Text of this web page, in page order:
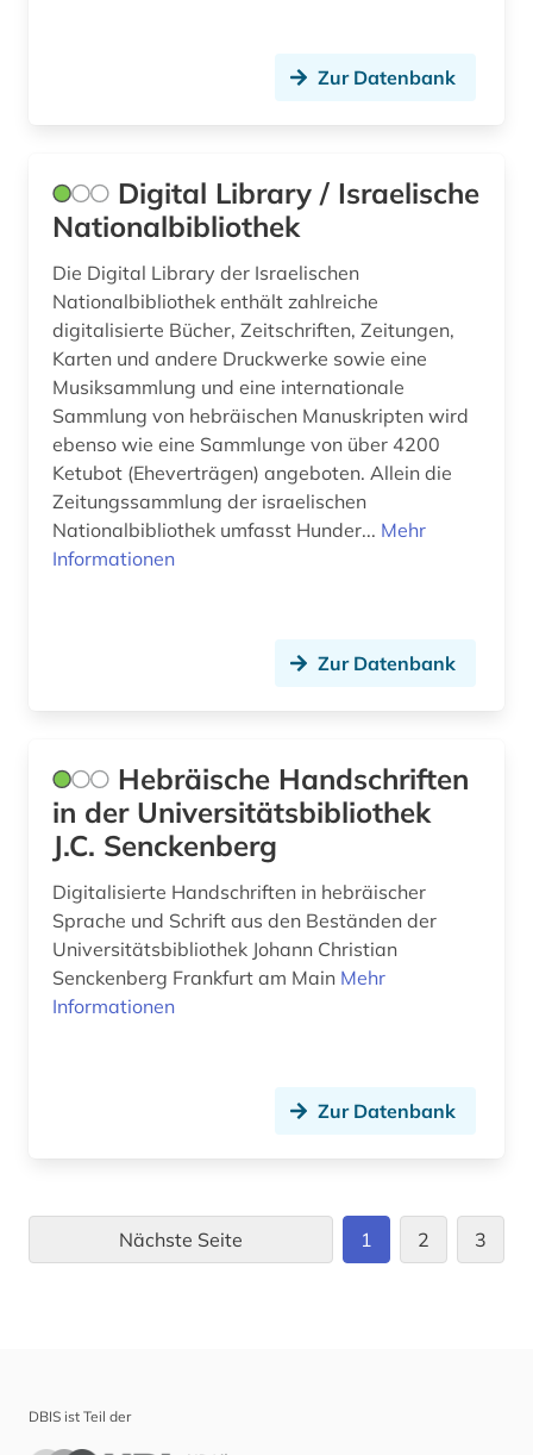
Zur Datenbank
Digital Library / Israelische
Nationalbibliothek
Die Digital Library der Israelischen
Nationalbibliothek enthält zahlreiche
digitalisierte Bücher, Zeitschriften, Zeitungen,
Karten und andere Druckwerke sowie eine
Musiksammlung und eine internationale
Sammlung von hebräischen Manuskripten wird
ebenso wie eine Sammlunge von über 4200
Ketubot (Eheverträgen) angeboten. Allein die
Zeitungssammlung der israelischen
Nationalbibliothek umfasst Hunder... Mehr
Informationen
Zur Datenbank
Hebräische Handschriften
in der Universitätsbibliothek
J.C. Senckenberg
Digitalisierte Handschriften in hebräischer
Sprache und Schrift aus den Beständen der
Universitätsbibliothek Johann Christian
Senckenberg Frankfurt am Main Mehr
Informationen
Zur Datenbank
Nächste Seite 1 2 3
DBIS ist Teil der